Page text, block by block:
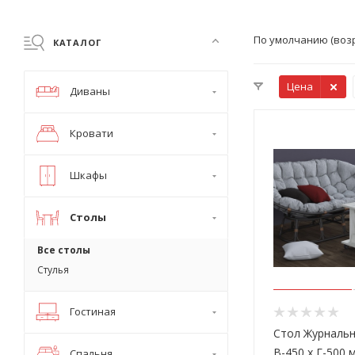
По умолчанию
Цена
Стол
КАТАЛОГ
Диваны
Кровати
Шкафы
Столы
Все столы
Стулья
Гостиная